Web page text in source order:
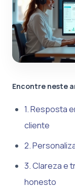
Encontre neste
1. Resposta
cliente
2.
3. Clareza e
honesto